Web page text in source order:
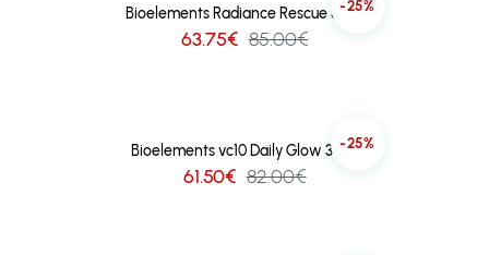
-25%
Bioelements Radiance Rescue 50ml
63.75€ 85.00€
-25%
Bioelements vc10 Daily Glow 30ml
61.50€ 82.00€